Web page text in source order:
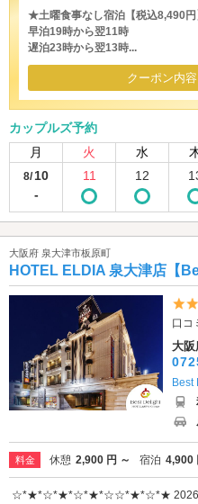
★土曜食事なし宿泊【税込8,490円
早泊19時から翌11時
遅泊23時から翌13時...
クーポン内
カップルズ予約
月
火 水
8/ 10
-
11 12
大阪府 泉大津市板原町
HOTEL ELDIA 泉大津店【
口コ
大阪
Best
料金 休憩 2,900 円 ～ 宿泊 4,900
☆*★*☆*★*☆*★*☆☆*★*☆*★ 2026年7